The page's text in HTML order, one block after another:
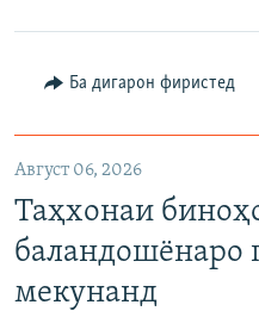
Ба дигарон фиристед
Август 06, 2026
Таҳхонаи
баландошёнаро
мекунанд